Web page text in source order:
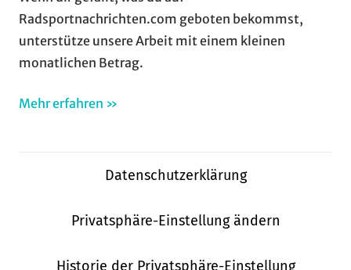
Radsportnachrichten.com geboten bekommst,
unterstütze unsere Arbeit mit einem kleinen
monatlichen Betrag.
Mehr erfahren »
Datenschutzerklärung
Privatsphäre-Einstellung ändern
Historie der Privatsphäre-Einstellung